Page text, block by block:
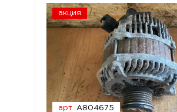
акция
арт. A804675